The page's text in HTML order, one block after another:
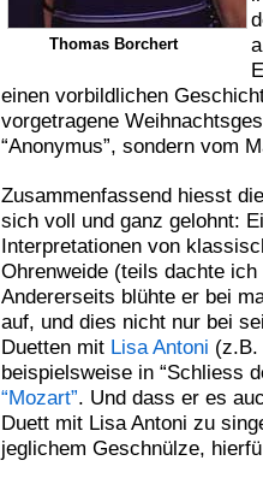
Thomas Borchert
einen vorbildlichen
vorgetragene
“Anonymus”, sondern vom
Zusammenfassend hiesst
sich voll und ganz gelohnt:
Interpretationen von
Ohrenweide (teils dachte
Andererseits blühte er bei
auf, und dies nicht nur bei
Duetten mit Lisa Antoni (z.B.
beispielsweise in “Schliess
“Mozart”. Und dass er es
Duett mit Lisa Antoni zu
jeglichem Geschnülze,